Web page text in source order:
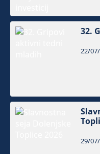
32.
22/
29/